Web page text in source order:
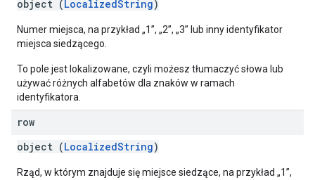
object ( LocalizedString)
Numer miejsca, na przykład „1”, „2”, „3” lub inny identyfikator
miejsca siedzącego.
To pole jest lokalizowane, czyli możesz tłumaczyć słowa lub
używać różnych alfabetów dla znaków w ramach
identyfikatora.
row
object (LocalizedString)
Rząd, w którym znajduje się miejsce siedzące, na przykład „1”,